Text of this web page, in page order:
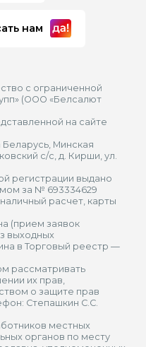
нам
с ограниченной
(ООО «Белсалют
на сайте
Минская
с/с, д. Кирши, ул.
регистрации выдано
за № 693334629
расчет, карты
(прием заявок
выходных
в Торговый реестр —
рассматривать
их прав,
о защите прав
Степашкин С.С.
местных
органов по месту